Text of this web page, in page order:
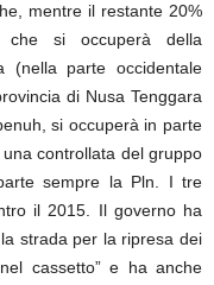
mentre il restante 20%
che si occuperà della
(nella parte occidentale
di Nusa Tenggara
si occuperà in parte
controllata del gruppo
sempre la Pln. I tre
il 2015. Il governo ha
strada per la ripresa dei
cassetto” e ha anche